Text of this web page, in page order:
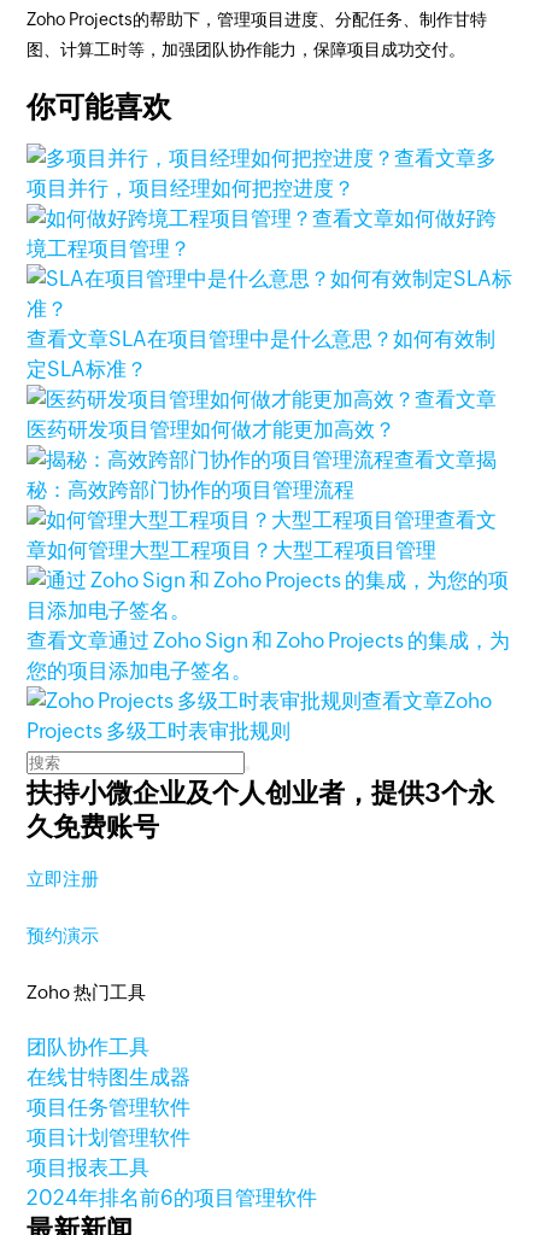
Zoho Projects的帮助下，管理项目进度、分配任务、制作甘特
图、计算工时等，加强团队协作能力，保障项目成功交付。
你可能喜欢
查看文章多
项目并行，项目经理如何把控进度？
查看文章如何做好跨
境工程项目管理？
查看文章SLA在项目管理中是什么意思？如何有效制
定SLA标准？
查看文章
医药研发项目管理如何做才能更加高效？
查看文章揭
秘：高效跨部门协作的项目管理流程
查看文
章如何管理大型工程项目？大型工程项目管理
查看文章通过 Zoho Sign 和 Zoho Projects 的集成，为
您的项目添加电子签名。
查看文章Zoho
Projects 多级工时表审批规则
扶持小微企业及个人创业者，提供3个永
久免费账号
立即注册
预约演示
Zoho 热门工具
团队协作工具
在线甘特图生成器
项目任务管理软件
项目计划管理软件
项目报表工具
2024年排名前6的项目管理软件